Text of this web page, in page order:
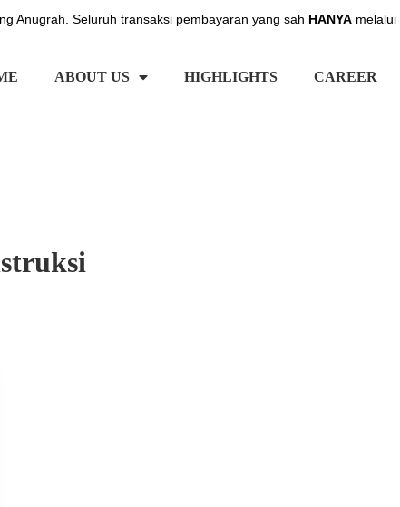
Anugrah. Seluruh transaksi pembayaran yang sah HANYAmelalui
ABOUT US HIGHLIGHTS CAREER